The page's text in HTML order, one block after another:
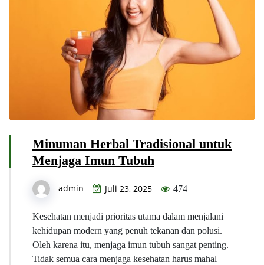
Minuman Herbal Tradisional untuk
Menjaga Imun Tubuh
admin Juli 23, 2025 474
Kesehatan menjadi prioritas utama dalam menjalani
kehidupan modern yang penuh tekanan dan polusi.
Oleh karena itu, menjaga imun tubuh sangat penting.
Tidak semua cara menjaga kesehatan harus mahal